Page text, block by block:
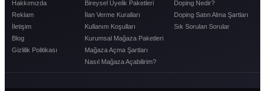
Hakkımızda
Reklam
İletişim
Blog
Gizlilik Politikası
Bireysel Üyelik Paketleri
İlan Verme Kuralları
Kullanım Koşulları
Kurumsal Mağaza Paketleri
Mağaza Açma Şartları
Nasıl Mağaza Açabilirim?
Doping Nedir?
Doping Satın Alma Şartları
Sık Sorulan Sorular